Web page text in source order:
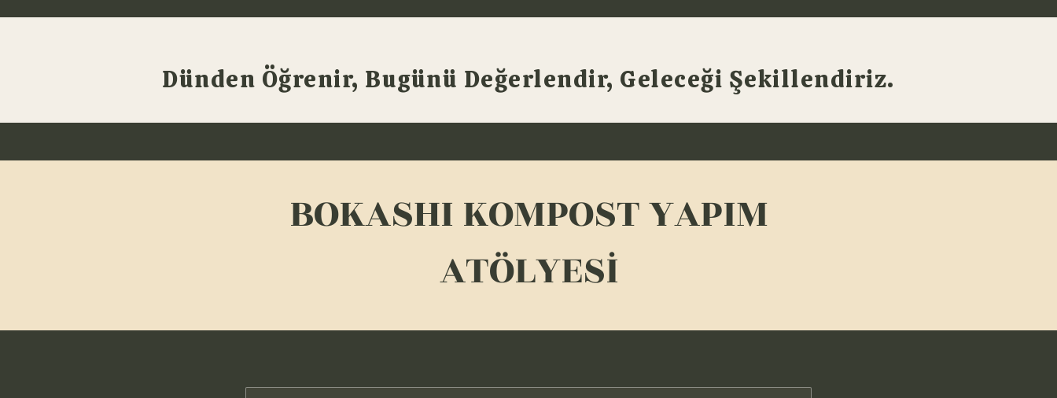
Dünden Öğrenir, Bugünü Değerlendir, Geleceği Şekillendiriz.
BOKASHI KOMPOST YAPIM
ATÖLYESİ